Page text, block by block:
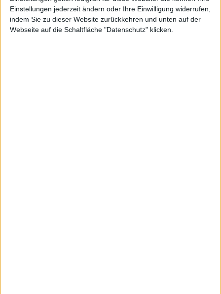
Einstellungen jederzeit ändern oder Ihre Einwilligung widerrufen,
indem Sie zu dieser Website zurückkehren und unten auf der
Webseite auf die Schaltfläche "Datenschutz" klicken.
man nicht alle Funktionen in einer App findet, bleibt
jedoch unbeantwortet.